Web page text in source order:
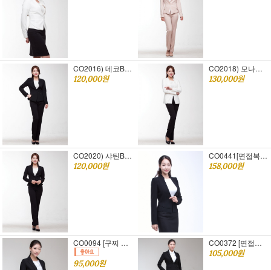
CO2016) 데코B 바지세트 [여자면접정장]S,M,L
120,000원
CO2018) 모나코C 바지세트 [여자면접정장]S,M,L
130,000원
CO2020) 샤틴B 바지세트 [여자면접정장]S,M,L
120,000원
CO0441[면접복장] 지고트
158,000원
CO0094 [구찌 스커트 정장세트]11차리오더 /
95,000원
CO0372 [면접복장] 구찌바지정장세트
105,000원